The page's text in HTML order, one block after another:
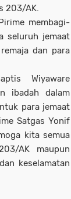
203/AK.
membagi-
seluruh jemaat
dan para
Wiyaware
ibadah dalam
para jemaat
Satgas Yonif
kita semua
AK maupun
keselamatan